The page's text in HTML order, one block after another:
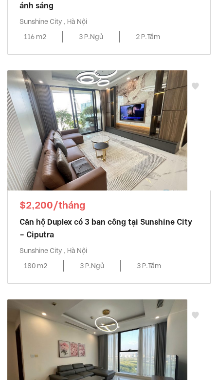
ánh sáng
Sunshine City , Hà Nội
116 m2
3 P.Ngủ 2 P.Tắm
$2,200/tháng
Căn hộ Duplex có 3 ban công tại Sunshine City
– Ciputra
Sunshine City , Hà Nội
180 m2
3 P.Ngủ 3 P.Tắm